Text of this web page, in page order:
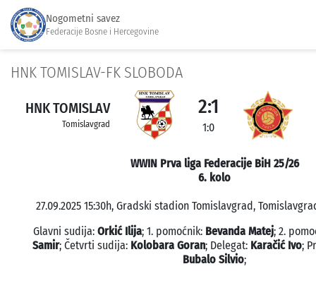
Nogometni savez
Federacije Bosne i Hercegovine
HNK TOMISLAV-FK SLOBODA
HNK TOMISLAV
Tomislavgrad
2:1
1:0
WWIN Prva liga Federacije BiH 25/26
6. kolo
27.09.2025 15:30h, Gradski stadion Tomislavgrad,
Glavni sudija: Orkić Ilija; 1. pomoćnik: Bevanda Matej; 2.
Samir; Četvrti sudija: Kolobara Goran; Delegat: Karačić Ivo;
Bubalo Silvio;